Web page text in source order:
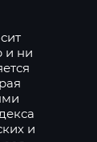
и ни
и